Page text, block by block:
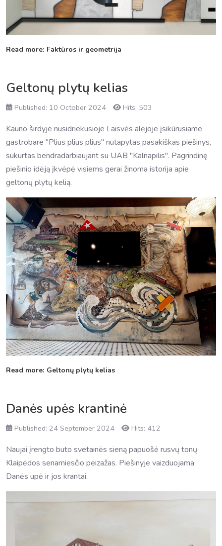
Read more: Faktūros ir geometrija
Geltonų plytų kelias
Published: 10 October 2024 Hits: 503
Kauno širdyje nusidriekusioje Laisvės alėjoje įsikūrusiame
gastrobare "Plius plius plius" nutapytas pasakiškas piešinys,
sukurtas bendradarbiaujant su UAB "Kalnapilis". Pagrindinę
piešinio idėją įkvėpė visiems gerai žinoma istorija apie
geltonų plytų kelią.
Read more: Geltonų plytų kelias
Danės upės krantinė
Published: 24 September 2024 Hits: 412
Naujai įrengto buto svetainės sieną papuošė rusvų tonų
Klaipėdos senamiesčio peizažas. Piešinyje vaizduojama
Danės upė ir jos krantai.